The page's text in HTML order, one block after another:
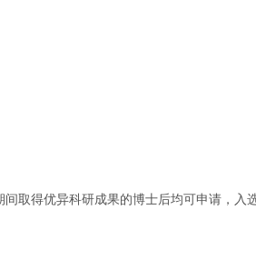
取得优异科研成果的博士后均可申请，入